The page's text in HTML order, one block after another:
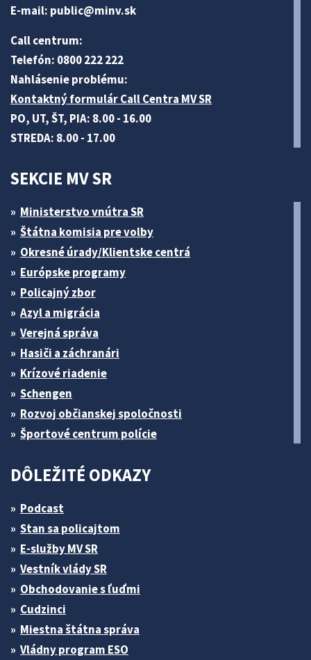
E-mail: public@minv.sk
Call centrum:
Telefón: 0800 222 222
Nahlásenie problému:
Kontaktný formulár Call Centra MV SR
PO, UT, ŠT, PIA: 8.00 - 16.00
STREDA: 8.00 - 17.00
SEKCIE MV SR
Ministerstvo vnútra SR
Štátna komisia pre volby
Okresné úrady/Klientske centrá
Európske programy
Policajný zbor
Azyl a migrácia
Verejná správa
Hasiči a záchranári
Krízové riadenie
Schengen
Rozvoj občianskej spoločnosti
Športové centrum polície
DÔLEŽITÉ ODKAZY
Podcast
Stan sa policajtom
E-služby MV SR
Vestník vlády SR
Obchodovanie s ľuďmi
Cudzinci
Miestna štátna správa
Vládny program ESO